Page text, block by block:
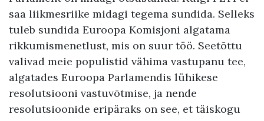
saa liikmesriike midagi tegema sundida. Selleks
tuleb sundida Euroopa Komisjoni algatama
rikkumismenetlust, mis on suur töö. Seetõttu
valivad meie populistid vähima vastupanu tee,
algatades Euroopa Parlamendis lühikese
resolutsiooni vastuvõtmise, ja nende
resolutsioonide eripäraks on see, et täiskogu